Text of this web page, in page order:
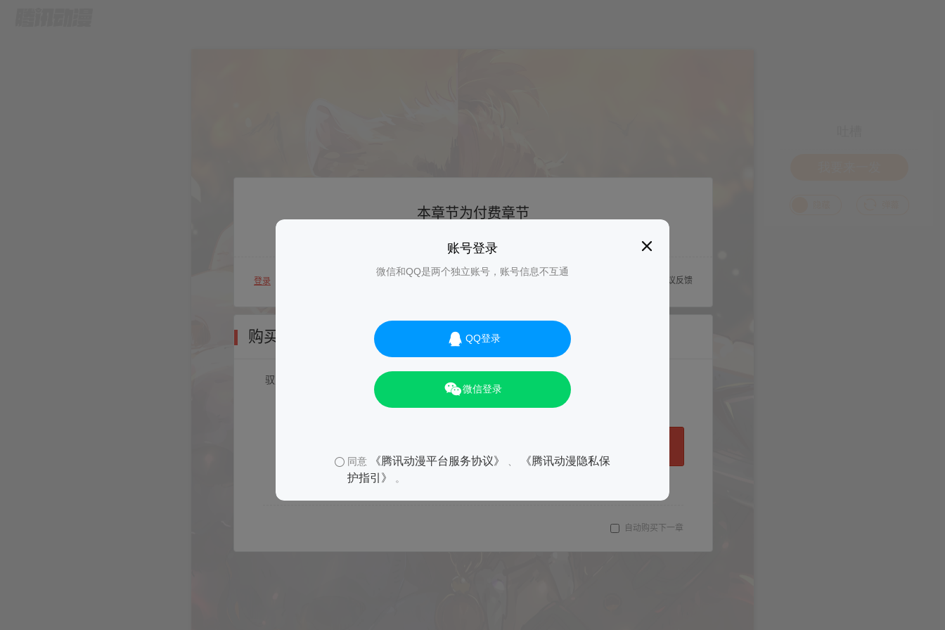
账号登录
微信和QQ是两个独立账号，账号信息不互通
QQ登录
微信登录
同意 《腾讯动漫平台服务协议》
《腾讯动漫隐私保
护指引》
。